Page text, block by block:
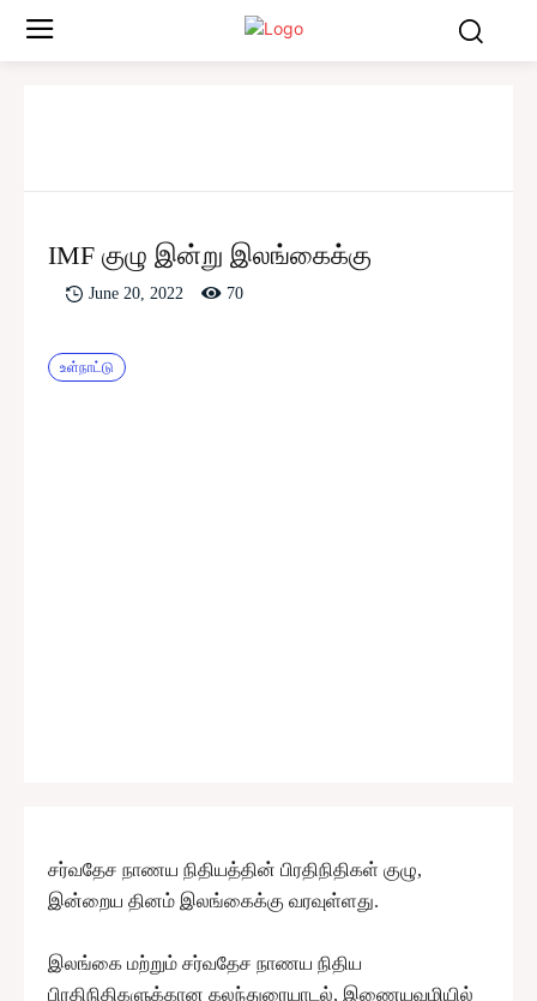
IMF குழு இன்று இலங்கைக்கு
June 20, 2022 70
உள்நாட்டு
சர்வதேச நாணய நிதியத்தின் பிரதிநிதிகள் குழு,
இன்றைய தினம் இலங்கைக்கு வரவுள்ளது.
இலங்கை மற்றும் சர்வதேச நாணய நிதிய
பிரதிநிதிகளுக்கான கலந்துரையாடல், இணையவழியில்